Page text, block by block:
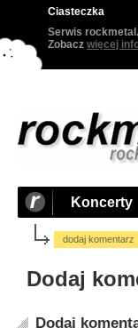
Ciasteczka
Serwis
Zobacz więcej
Koncerty
dodaj komentarz
Dodaj
Dodaj